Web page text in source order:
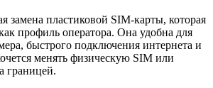
замена пластиковой SIM-карты, которая
профиль оператора. Она удобна для
быстрого подключения интернета и
менять физическую SIM или
границей.